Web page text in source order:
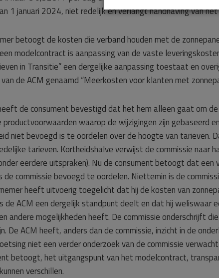
1 januari 2024, niet redelijk en verlangt handhaving van
betoogt de kosten die verband houden met de
modelcontract is aanpassing van de vaste
in Transitie” een dergelijke aanpassing toestaat en
de ACM genaamd “Meerkosten voor klanten met
de consument bevestigd dat het hem alleen gaat om
productvoorwaarden waarop de wijzigingen zijn gebaseerd
niet bevoegd is te oordelen over de hoogte van tarieven.
tarieven. Kortheidshalve verwijst de commissie
eerdere uitspraken). Nu de consument betoogt dat
de commissie bevoegd te oordelen. Niettemin is de
heeft uitvoerig toegelicht dat hij de kosten van
de ACM een dergelijk standpunt deelt en dat hij weliswaar
andere mogelijkheden heeft. De commissie onderschrijft
De ACM heeft, anders dan de commissie, inzicht in de
niet een verder onderzoek van de commissie
betoogt, het uitgangspunt van het modelcontract,
verschillen.